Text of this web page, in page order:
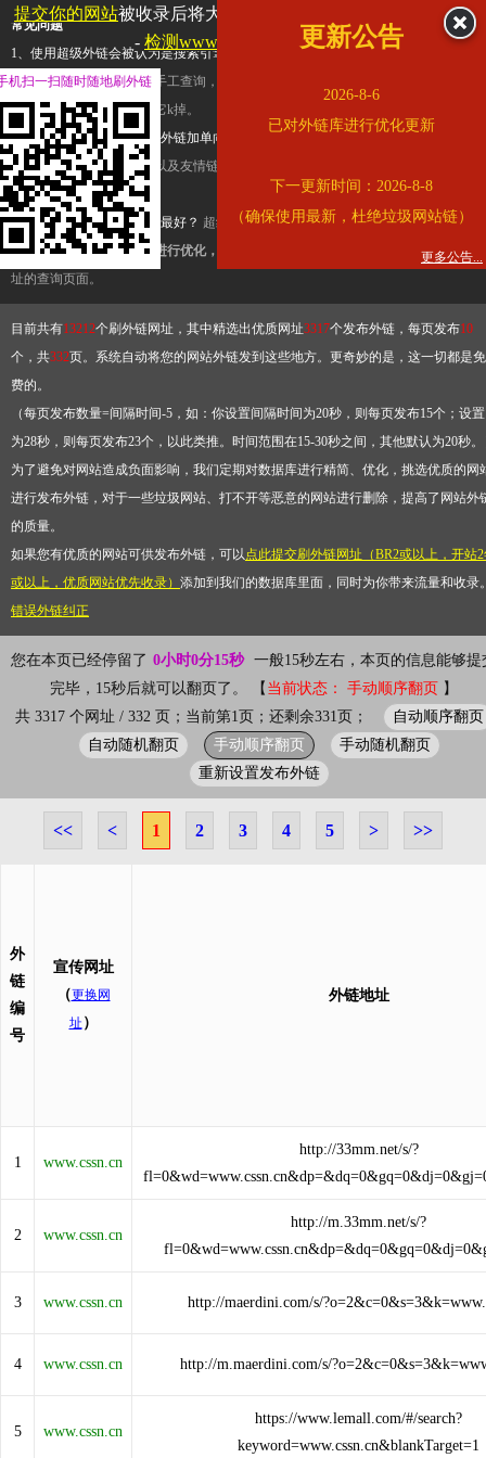
常见问题
1、使用超级外链会被认为是搜索引擎优化作弊吗？ 超级外链只是一个简便而集成
查询工具，模拟的是正常手工查询，不是作弊。如果是作弊，那您可以使用超级外
推广竞争对手的网址，让它k掉。
2、网站优化单纯依靠超级外链加单向链接可行吗？
链，需要结合普通的外链以及友情链接，您可以到站长论坛发布外链，到友情链接
台交换友情链接。
3、如何使用超级外链效果最好？ 超级外链不同于普通的外链，它是动态的链接，
有频繁使用超级外链工具进行优化，才能获得稳定的外链
，最终使搜索引擎收录带
址的查询页面。
目前共有13212个刷外链网址，其中精选出优质网址3317个发布外链，每页发布10
个，共332页。系统自动将您的网站外链发到这些地方。更奇妙的是，这一切都是免
费的。
（每页发布数量=间隔时间-5，如：你设置间隔时间为20秒，则每页发布15个；设置
为28秒，则每页发布23个，以此类推。时间范围在15-30秒之间，其他默认为20秒
为了避免对网站造成负面影响，我们定期对数据库进行精简、优化，挑选优质的网
进行发布外链，对于一些垃圾网站、打不开等恶意的网站进行删除，提高了网站外
的质量。
如果您有优质的网站可供发布外链，可以点此提交刷外链网址（BR2或以上，开站
或以上，优质网站优先收录） 添加到我们的数据库里面，同时为你带来流量和收录
错误外链纠正
您在本页已经停留了 0小时0分15秒 一般15秒左右，本页的信息能够提
完毕，15秒后就可以翻页了。 【 当前状态： 手动顺序翻页 】
共 3317 个网址 / 332 页；当前第1页；还剩余331页；
自动顺序翻页
自动随机翻页
手动顺序翻页
手动随机翻页
重新设置发布外链
<< < 1 2 3 4 5 > >>
外
链
编
号
宣传网址
（更换网
址 ）
外链地址
1 www.cssn.cn
http://33mm.net/s/?
2 www.cssn.cn
http://m.33mm.net/s/?
3 www.cssn.cn http://maerdini.com/s/
4 www.cssn.cn http://m.maerdini.com/s/
5 www.cssn.cn
https://www.lemall.com/#/search?
keyword=www.cssn.cn&blankTarget=1
提交你的网站被收录后将大幅提升流量和外链，
查看展示页面
- 检测www.cssn.cn是否收录更新公告
2026-8-6
已对外链库进行优化更新
下一更新时间：2026-8-8
（确保使用最新，杜绝垃圾网站链）
更多公告...
机扫一扫随时随地刷外链